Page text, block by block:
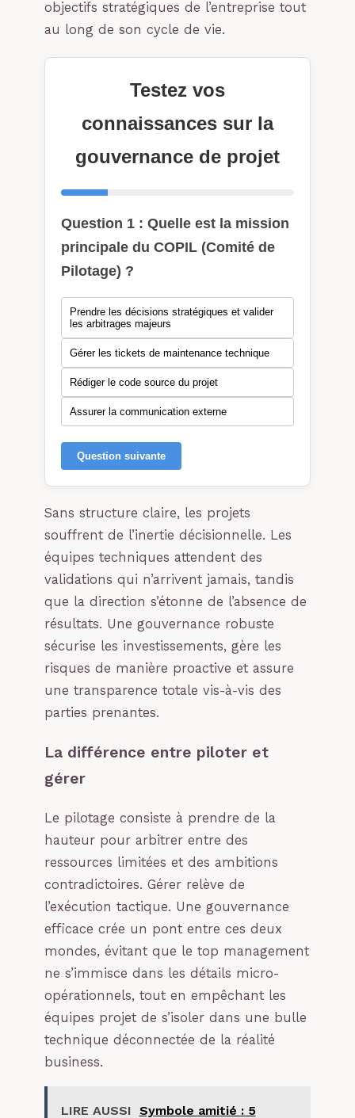
objectifs stratégiques de l’entreprise tout
au long de son cycle de vie.
Testez vos
connaissances sur la
gouvernance de projet
Question 1 : Quelle est la mission
principale du COPIL (Comité de
Pilotage) ?
Prendre les décisions stratégiques et valider
les arbitrages majeurs
Gérer les tickets de maintenance technique
Rédiger le code source du projet
Assurer la communication externe
Question suivante
Sans structure claire, les projets
souffrent de l’inertie décisionnelle. Les
équipes techniques attendent des
validations qui n’arrivent jamais, tandis
que la direction s’étonne de l’absence de
résultats. Une gouvernance robuste
sécurise les investissements, gère les
risques de manière proactive et assure
une transparence totale vis-à-vis des
parties prenantes.
La différence entre piloter et
gérer
Le pilotage consiste à prendre de la
hauteur pour arbitrer entre des
ressources limitées et des ambitions
contradictoires. Gérer relève de
l’exécution tactique. Une gouvernance
efficace crée un pont entre ces deux
mondes, évitant que le top management
ne s’immisce dans les détails micro-
opérationnels, tout en empêchant les
équipes projet de s’isoler dans une bulle
technique déconnectée de la réalité
business.
LIRE AUSSI Symbole amitié : 5